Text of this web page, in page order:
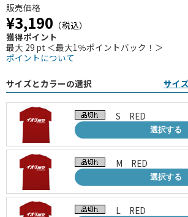
販売価格
¥3,190 （税込）
獲得ポイント
最大 29 pt ＜最大1％ポイントバック！＞
ポイントについて
サイズとカラーの選択 サイ
S RED
選択する
M RED
選択する
L RED